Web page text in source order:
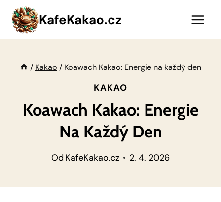
Přeskočit
obsah
KafeKakao.cz
/ Kakao / Koawach Kakao: Energie na každý den
KAKAO
Koawach Kakao: Energie
Na Každý Den
Od KafeKakao.cz 2. 4. 2026